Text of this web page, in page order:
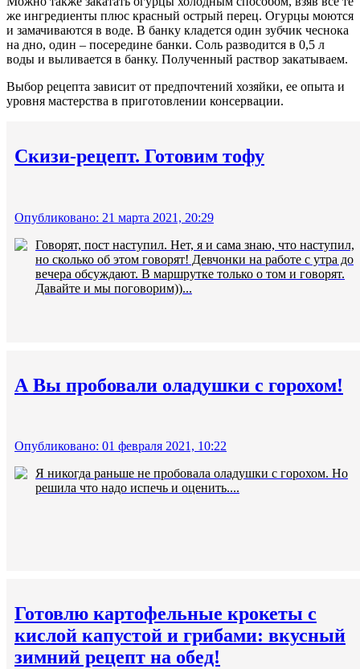
же ингредиенты плюс красный острый перец. Огурцы моются
и замачиваются в воде. В банку кладется один зубчик чеснока
на дно, один – посередине банки. Соль разводится в 0,5 л
воды и выливается в банку. Полученный раствор закатываем.
Выбор рецепта зависит от предпочтений хозяйки, ее опыта и
уровня мастерства в приготовлении консервации.
Скизи-рецепт. Готовим тофу
Опубликовано: 21 марта 2021, 20:29
Говорят, пост наступил. Нет, я и сама знаю, что наступил,
но сколько об этом говорят! Девчонки на работе с утра до
вечера обсуждают. В маршрутке только о том и говорят.
Давайте и мы поговорим))...
А Вы пробовали оладушки с горохом!
Опубликовано: 01 февраля 2021, 10:22
Я никогда раньше не пробовала оладушки с горохом. Но
решила что надо испечь и оценить....
Готовлю картофельные крокеты с
кислой капустой и грибами: вкусный
зимний рецепт на обед!